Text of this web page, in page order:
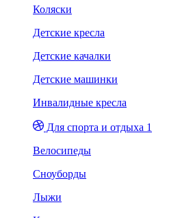
Коляски
Детские кресла
Детские качалки
Детские машинки
Инвалидные кресла
Для спорта и отдыха 1
Велосипеды
Сноуборды
Лыжи